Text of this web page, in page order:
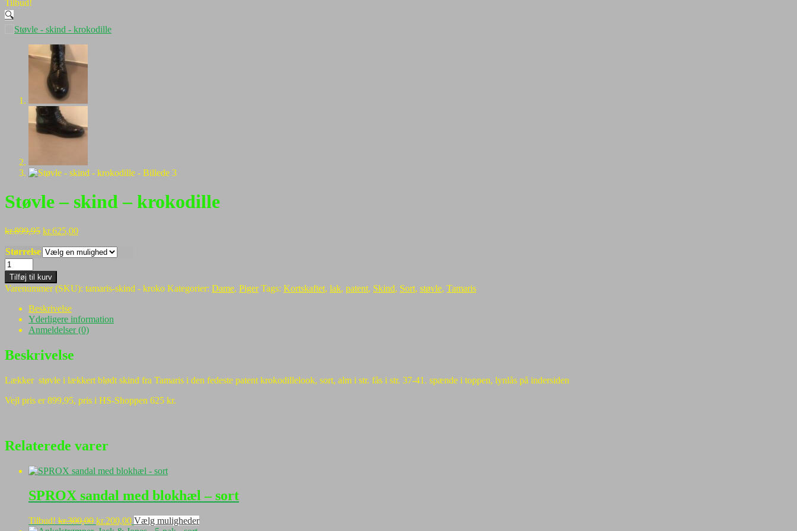
Tilbud!
🔍
Støvle – skind – krokodille
kr.899,95 Den
pris
kr.899,95.
kr.625,00Den
pris
Størrelse
Støvle
-
skind
krokodille
antal
Tilføj til kurv
Varenummer (SKU): tamaris-skind - kroko Kategorier: Dame, Piger Tags: Kortskaftet, lak, patent, Skind, Sort, støvle, Tamaris
Beskrivelse
Yderligere information
Anmeldelser (0)
Beskrivelse
Lækker støvle i lækkert blødt skind fra Tamaris i den fedeste patent krokodillelook, sort, alm i str. fås i str. 37-41. spænde i toppen, lynlås på indersiden
Vejl pris er 899,95, pris i HS-Shoppen 625 kr.
Relaterede varer
SPROX sandal med blokhæl – sort
Tilbud! kr.300,00 Den
kr.200,00Den
Vælg mulighederDette